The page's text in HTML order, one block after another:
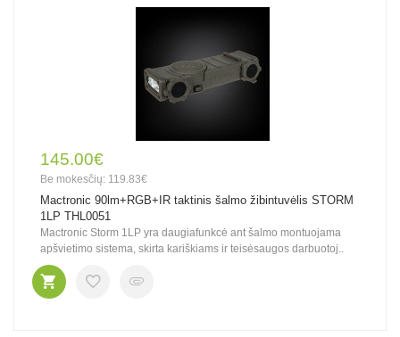
145.00€
Be mokesčių: 119.83€
Mactronic 90lm+RGB+IR taktinis šalmo žibintuvėlis STORM
1LP THL0051
Mactronic Storm 1LP yra daugiafunkcė ant šalmo montuojama
apšvietimo sistema, skirta kariškiams ir teisėsaugos darbuotoj..